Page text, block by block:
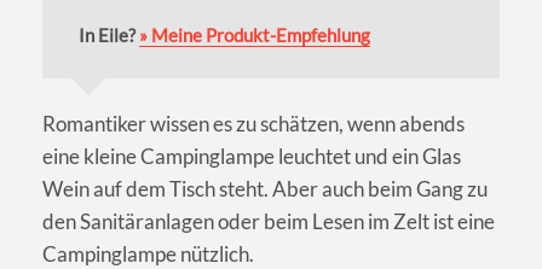
In Eile?» Meine Produkt-Empfehlung
Romantiker wissen es zu schätzen, wenn abends
eine kleine Campinglampe leuchtet und ein Glas
Wein auf dem Tisch steht. Aber auch beim Gang zu
den Sanitäranlagen oder beim Lesen im Zelt ist eine
Campinglampe nützlich.